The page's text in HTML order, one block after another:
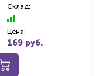
Склад:
Цена:
169 руб.